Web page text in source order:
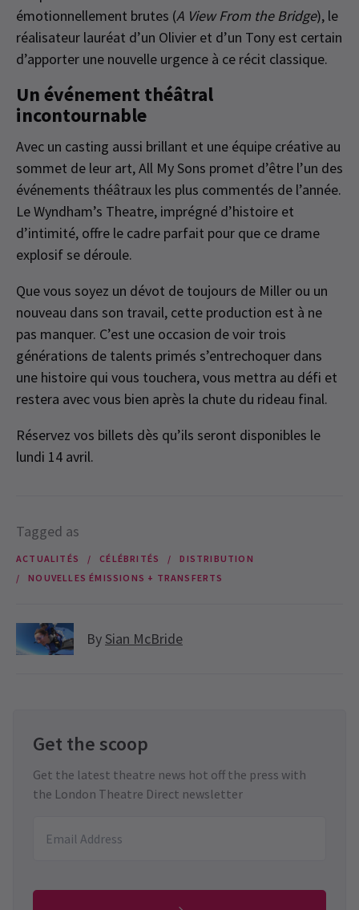
émotionnellement brutes (A View From the Bridge), le
réalisateur lauréat d’un Olivier et d’un Tony est certain
d’apporter une nouvelle urgence à ce récit classique.
Un événement théâtral
incontournable
Avec un casting aussi brillant et une équipe créative au
sommet de leur art, All My Sons promet d’être l’un des
événements théâtraux les plus commentés de l’année.
Le Wyndham’s Theatre, imprégné d’histoire et
d’intimité, offre le cadre parfait pour que ce drame
explosif se déroule.
Que vous soyez un dévot de toujours de Miller ou un
nouveau dans son travail, cette production est à ne
pas manquer. C’est une occasion de voir trois
générations de talents primés s’entrechoquer dans
une histoire qui vous touchera, vous mettra au défi et
restera avec vous bien après la chute du rideau final.
Réservez vos billets dès qu’ils seront disponibles le
lundi 14 avril.
Tagged as
ACTUALITÉS CÉLÉBRITÉS
DISTRIBUTION
NOUVELLES ÉMISSIONS + TRANSFERTS
By Sian McBride
Get the scoop
Get the latest theatre news hot off the press with
the London Theatre Direct newsletter